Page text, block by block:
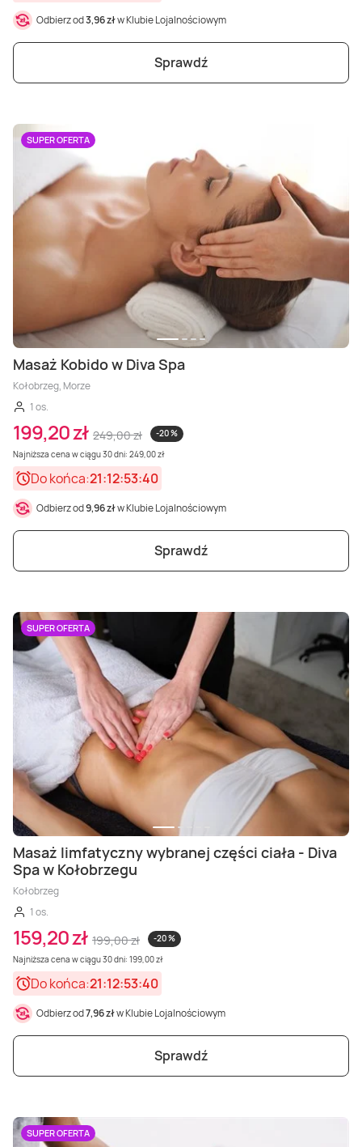
Odbierz od3,96 złw Klubie Lojalnościowym
Sprawdź
SUPER OFERTA
Masaż Kobido w Diva Spa
Kołobrzeg, Morze
1 os.
199,20 zł 249,00 zł
-20 %
Najniższa cena w ciągu 30 dni: 249,00 zł
Do końca:21:12:53:38
Odbierz od9,96 złw Klubie Lojalnościowym
Sprawdź
SUPER OFERTA
Masaż limfatyczny wybranej części ciała - Diva
Spa w Kołobrzegu
Kołobrzeg
1 os.
159,20 zł 199,00 zł
-20 %
Najniższa cena w ciągu 30 dni: 199,00 zł
Do końca:21:12:53:38
Odbierz od7,96 złw Klubie Lojalnościowym
Sprawdź
SUPER OFERTA